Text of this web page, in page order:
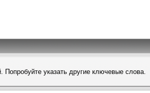
Попробуйте указать другие ключевые слова.